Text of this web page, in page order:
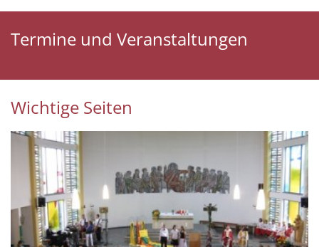
Termine und Veranstaltungen
Wichtige Seiten